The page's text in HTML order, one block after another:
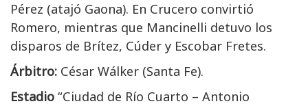
Pérez (atajó Gaona). En Crucero convirtió
Romero, mientras que Mancinelli detuvo los
disparos de Brítez, Cúder y Escobar Fretes.
Árbitro: César Wálker (Santa Fe).
Estadio “Ciudad de Río Cuarto – Antonio